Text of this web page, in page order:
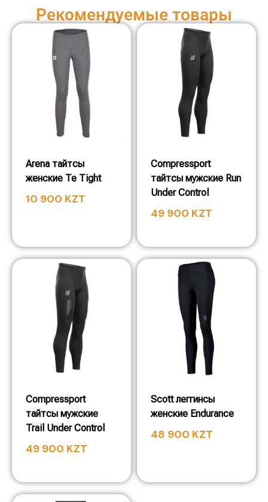
Рекомендуемые товары
Arena тайтсы
женские Te Tight
10 900 KZT
Compressport
тайтсы мужские Run
Under Control
49 900 KZT
Compressport
тайтсы мужские
Trail Under Control
49 900 KZT
Scott леггинсы
женские Endurance
48 900 KZT